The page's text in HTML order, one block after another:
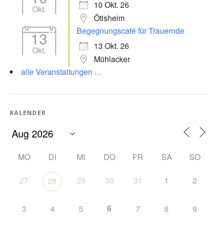
Okt.
10 Okt. 26
Ötisheim
13
Okt.
Begegnungscafé für Trauernde
13 Okt. 26
Mühlacker
alle Veranstaltungen …
KALENDER
MO DI MI DO FR SA SO
27 28 29 30 31 1 2
3 4 5 6 7 8 9